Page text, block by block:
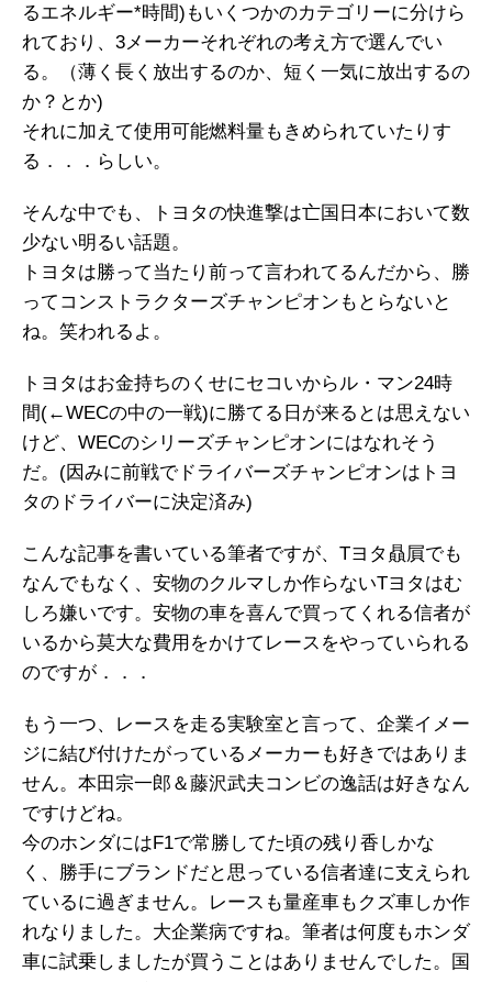
るエネルギー*時間)もいくつかのカテゴリーに分けら
れており、3メーカーそれぞれの考え方で選んでい
る。（薄く長く放出するのか、短く一気に放出するの
か？とか)
それに加えて使用可能燃料量もきめられていたりす
る．．．らしい。
そんな中でも、トヨタの快進撃は亡国日本において数
少ない明るい話題。
トヨタは勝って当たり前って言われてるんだから、勝
ってコンストラクターズチャンピオンもとらないと
ね。笑われるよ。
トヨタはお金持ちのくせにセコいからル・マン24時
間(←WECの中の一戦)に勝てる日が来るとは思えない
けど、WECのシリーズチャンピオンにはなれそう
だ。(因みに前戦でドライバーズチャンピオンはトヨ
タのドライバーに決定済み)
こんな記事を書いている筆者ですが、Tヨタ贔屓でも
なんでもなく、安物のクルマしか作らないTヨタはむ
しろ嫌いです。安物の車を喜んで買ってくれる信者が
いるから莫大な費用をかけてレースをやっていられる
のですが．．．
もう一つ、レースを走る実験室と言って、企業イメー
ジに結び付けたがっているメーカーも好きではありま
せん。本田宗一郎＆藤沢武夫コンビの逸話は好きなん
ですけどね。
今のホンダにはF1で常勝してた頃の残り香しかな
く、勝手にブランドだと思っている信者達に支えられ
ているに過ぎません。レースも量産車もクズ車しか作
れなりました。大企業病ですね。筆者は何度もホンダ
車に試乗しましたが買うことはありませんでした。国